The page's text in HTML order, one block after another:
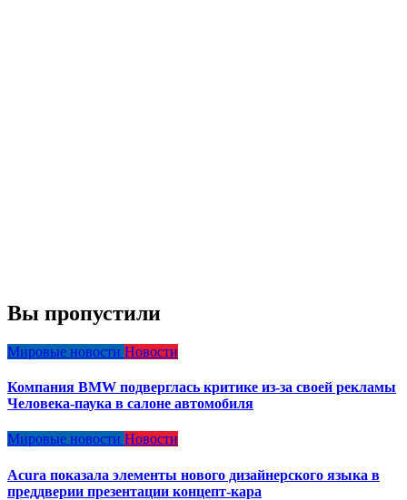
Вы пропустили
Мировые новости Новости
Компания BMW подверглась критике из-за своей рекламы
Человека-паука в салоне автомобиля
Мировые новости Новости
Acura показала элементы нового дизайнерского языка в
преддверии презентации концепт-кара